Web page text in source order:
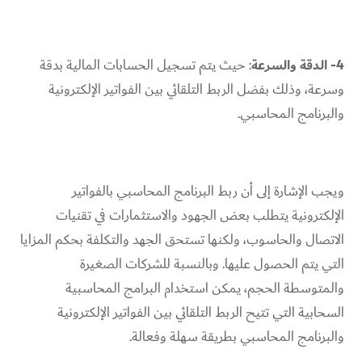
4- الدقة والسرعة
: حيث يتم تسجيل الحسابات المالية بدقة
وسرعة، وذلك بفضل الربط التلقائي بين الفواتير الإلكترونية
والبرنامج المحاسبي.
ويجب الإشارة إلى أن ربط البرنامج المحاسبي بالفواتير
الإلكترونية يتطلب بعض الجهود والاستثمارات في تقنيات
الاتصال والحاسوب، ولكنها تستحق الجهد والتكلفة بحكم المزايا
التي يتم الحصول عليها. وبالنسبة للشركات الصغيرة
والمتوسطة الحجم، يمكن استخدام البرامج المحاسبية
السحابية التي تتيح الربط التلقائي بين الفواتير الإلكترونية
والبرنامج المحاسبي بطريقة سهلة وفعالة.